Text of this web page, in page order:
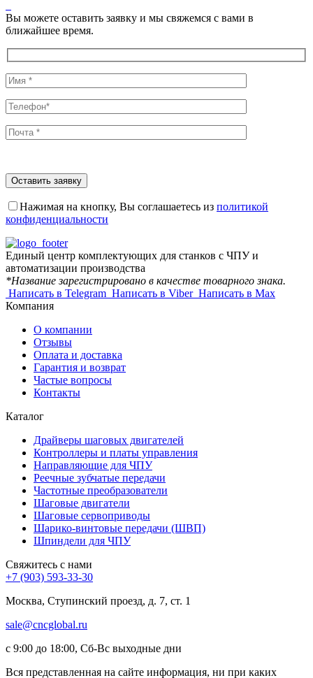
Вы можете оставить заявку и мы свяжемся с вами в
ближайшее время.
Нажимая на кнопку, Вы соглашаетесь из политикой
конфиденциальности
Единый центр комплектующих для станков с ЧПУ и
автоматизации производства
*Название зарегистрировано в качестве товарного знака.
Написать в Telegram Написать в Viber Написать в Max
Компания
О компании
Отзывы
Оплата и доставка
Гарантия и возврат
Частые вопросы
Контакты
Каталог
Драйверы шаговых двигателей
Контроллеры и платы управления
Направляющие для ЧПУ
Реечные зубчатые передачи
Частотные преобразователи
Шаговые двигатели
Шаговые сервоприводы
Шарико-винтовые передачи (ШВП)
Шпиндели для ЧПУ
Свяжитесь с нами
+7 (903) 593-33-30
Москва, Ступинский проезд, д. 7, ст. 1
sale@cncglobal.ru
с 9:00 до 18:00, Сб-Вс выходные дни
Вся представленная на сайте информация, ни при каких